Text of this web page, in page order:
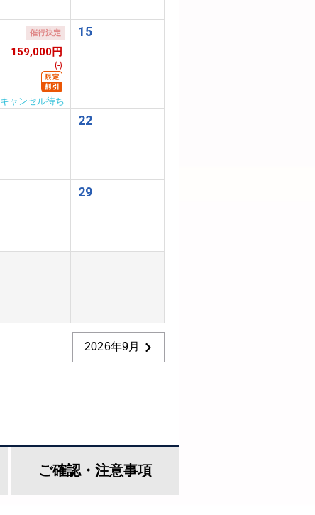
催行決定
159,000円
(-)
キャンセル待ち
15
22
29
2026年9月
ご確認・ 注意事項